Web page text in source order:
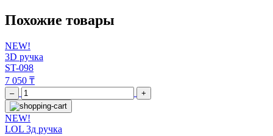
Похожие товары
NEW!
3D ручка
ST-098
7 050 ₸
– +
NEW!
LOL 3д ручка